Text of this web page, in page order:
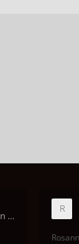
In Nederland is het arbeidsloon en de winkelhuur o